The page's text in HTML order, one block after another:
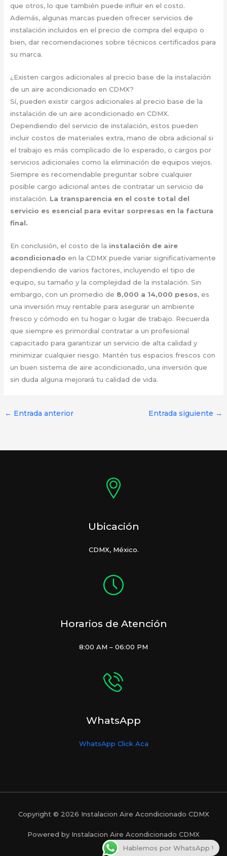
que otros, lo que también puede influir en el costo.
Además, algunas marcas pueden ofrecer servicios de
instalación incluidos en el precio de compra del equipo o
bien, dar recomendaciones sobre técnicos certificados para
su marca.
¿Existen cargos adicionales al precio base de la instalación
de un aire acondicionado en CDMX?
Sí, pueden existir cargos adicionales al precio base de la
instalación de un aire acondicionado en CDMX.
Dependiendo del servicio de instalación, estos pueden
incluir costos de materiales extra, mano de obra adicional si
el trabajo es más complicado de lo esperado, o cargos por
servicios adicionales como la eliminación de equipos viejos.
Siempre es recomendable preguntar sobre cualquier
posible cargo adicional antes de contratar un servicio de
instalación. La transparencia en el coste total del
servicio es esencial para evitar sorpresas en la factura
final.
En conclusión, el costo de la instalación de aire
acondicionado en la CDMX puede variar significativamente
dependiendo de varios factores, incluyendo el tipo de
equipo, su tamaño y la complejidad de la instalación. Sin
embargo, con un promedio de 8,000 a 14,000 pesos, es
una inversión muy rentable para asegurar un ambiente
fresco y cómodo en tu hogar o lugar de trabajo. Recuerda
que siempre es primordial contratar a un profesional
capacitado para garantizar un servicio de alta calidad y
minimizar cualquier riesgo. Mantén tus espacios frescos con
un buen sistema de aire acondicionado, una inversión que
sin duda alguna mejorará tu calidad de vida.
← Entrada anterior Entrada siguiente →
Ubicación
CDMX, México.
Horarios de Atención
8:00 AM – 06:00 PM
WhatsApp
WhatsApp Click Aca
Copyright © 2026 Instalacion Aire Acondicionado CDMX
Powered by Instalacion Aire Acondicionado CDMX
Hablemos por WhatsApp !